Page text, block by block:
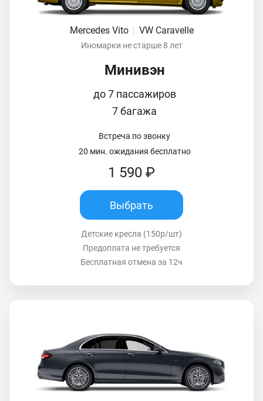
Mercedes Vito VW Caravelle
Иномарки не старше 8 лет
Минивэн
до 7 пассажиров
7 багажа
Встреча по звонку
20 мин. ожидания бесплатно
1 590 ₽
Выбрать
Детские кресла (150р/шт)
Предоплата не требуется
Бесплатная отмена за 12ч